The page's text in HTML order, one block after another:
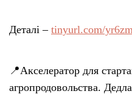
Деталі – tinyurl.com/
📍Акселератор для
агропродовольства.